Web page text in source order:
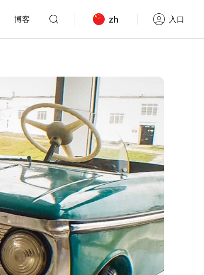
博客 zh 入口